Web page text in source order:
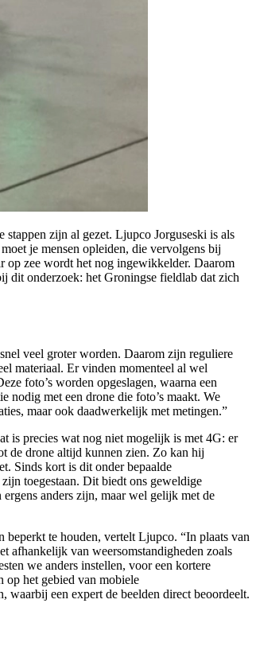
zijn al gezet. Ljupco Jorguseski is als
je mensen opleiden, die vervolgens bij
op zee wordt het nog ingewikkelder. Daarom
dit onderzoek: het Groningse fieldlab dat zich
veel groter worden. Daarom zijn reguliere
materiaal. Er vinden momenteel al wel
foto’s worden opgeslagen, waarna een
nodig met een drone die foto’s maakt. We
maar ook daadwerkelijk met metingen.”
is precies wat nog niet mogelijk is met 4G: er
de drone altijd kunnen zien. Zo kan hij
Sinds kort is dit onder bepaalde
toegestaan. Dit biedt ons geweldige
anders zijn, maar wel gelijk met de
beperkt te houden, vertelt Ljupco. “In plaats van
afhankelijk van weersomstandigheden zoals
we anders instellen, voor een kortere
op het gebied van mobiele
een expert de beelden direct beoordeelt.